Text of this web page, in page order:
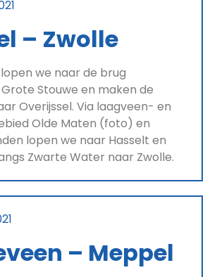
– Zwolle
we naar de brug
Stouwe en maken de
Overijssel. Via laagveen- en
Olde Maten (foto) en
lopen we naar Hasselt en
Zwarte Water naar Zwolle.
– Meppel